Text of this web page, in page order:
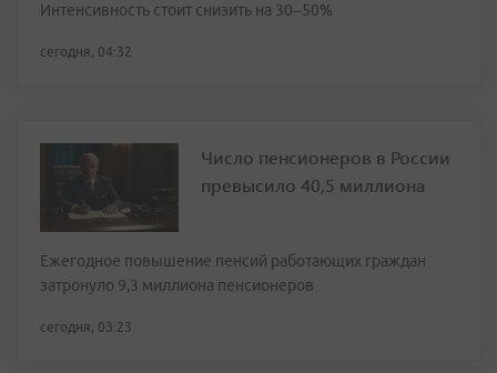
Интенсивность стоит снизить на 30–50%
сегодня, 04:32
Число пенсионеров в России
превысило 40,5 миллиона
Ежегодное повышение пенсий работающих граждан
затронуло 9,3 миллиона пенсионеров
сегодня, 03:23